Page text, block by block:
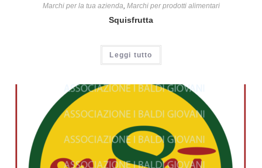
Marchi per la tua azienda, Marchi per prodotti alimentari
Squisfrutta
Leggi tutto